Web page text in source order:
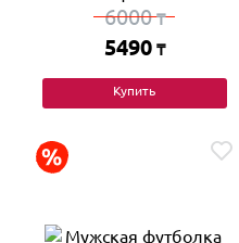
6000₸
5490 ₸
Купить